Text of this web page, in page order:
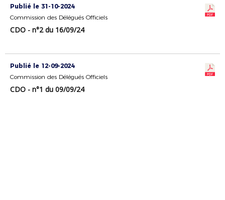
Publié le 31-10-2024
Commission des Délégués Officiels
CDO - n°2 du 16/09/24
Publié le 12-09-2024
Commission des Délégués Officiels
CDO - n°1 du 09/09/24